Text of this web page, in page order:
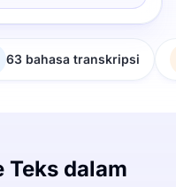
63 bahasa transkripsi
Teks dalam